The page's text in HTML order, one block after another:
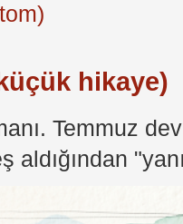
hikaye)
Temmuz
aldığından